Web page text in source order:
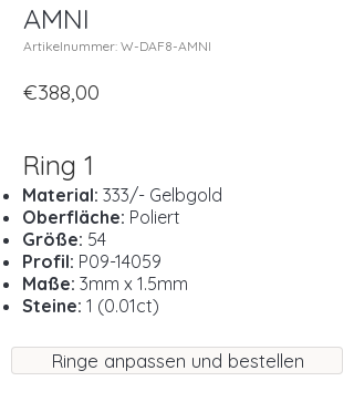
AMNI
Artikelnummer: W-DAF8-AMNI
€388,00
Ring 1
Material: 333/- Gelbgold
Oberfläche: Poliert
Größe: 54
Profil: P09-14059
Maße: 3mm x 1.5mm
Steine: 1 (0.01ct)
Ringe anpassen und bestellen